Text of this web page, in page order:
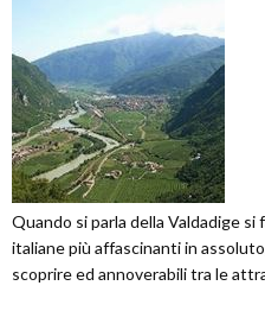
Quando si parla della Valdadige
italiane più affascinanti in
scoprire ed annoverabili tra le